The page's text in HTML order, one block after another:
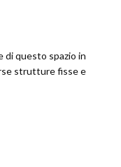
di questo spazio in
strutture fisse e